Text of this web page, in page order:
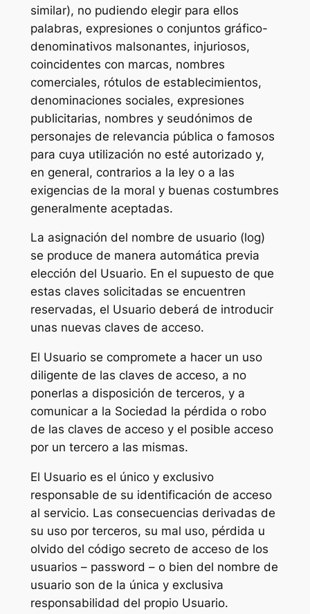
similar), no pudiendo elegir para ellos
palabras, expresiones o conjuntos gráfico-
denominativos malsonantes, injuriosos,
coincidentes con marcas, nombres
comerciales, rótulos de establecimientos,
denominaciones sociales, expresiones
publicitarias, nombres y seudónimos de
personajes de relevancia pública o famosos
para cuya utilización no esté autorizado y,
en general, contrarios a la ley o a las
exigencias de la moral y buenas costumbres
generalmente aceptadas.
La asignación del nombre de usuario (log)
se produce de manera automática previa
elección del Usuario. En el supuesto de que
estas claves solicitadas se encuentren
reservadas, el Usuario deberá de introducir
unas nuevas claves de acceso.
El Usuario se compromete a hacer un uso
diligente de las claves de acceso, a no
ponerlas a disposición de terceros, y a
comunicar a la Sociedad la pérdida o robo
de las claves de acceso y el posible acceso
por un tercero a las mismas.
El Usuario es el único y exclusivo
responsable de su identificación de acceso
al servicio. Las consecuencias derivadas de
su uso por terceros, su mal uso, pérdida u
olvido del código secreto de acceso de los
usuarios – password – o bien del nombre de
usuario son de la única y exclusiva
responsabilidad del propio Usuario.